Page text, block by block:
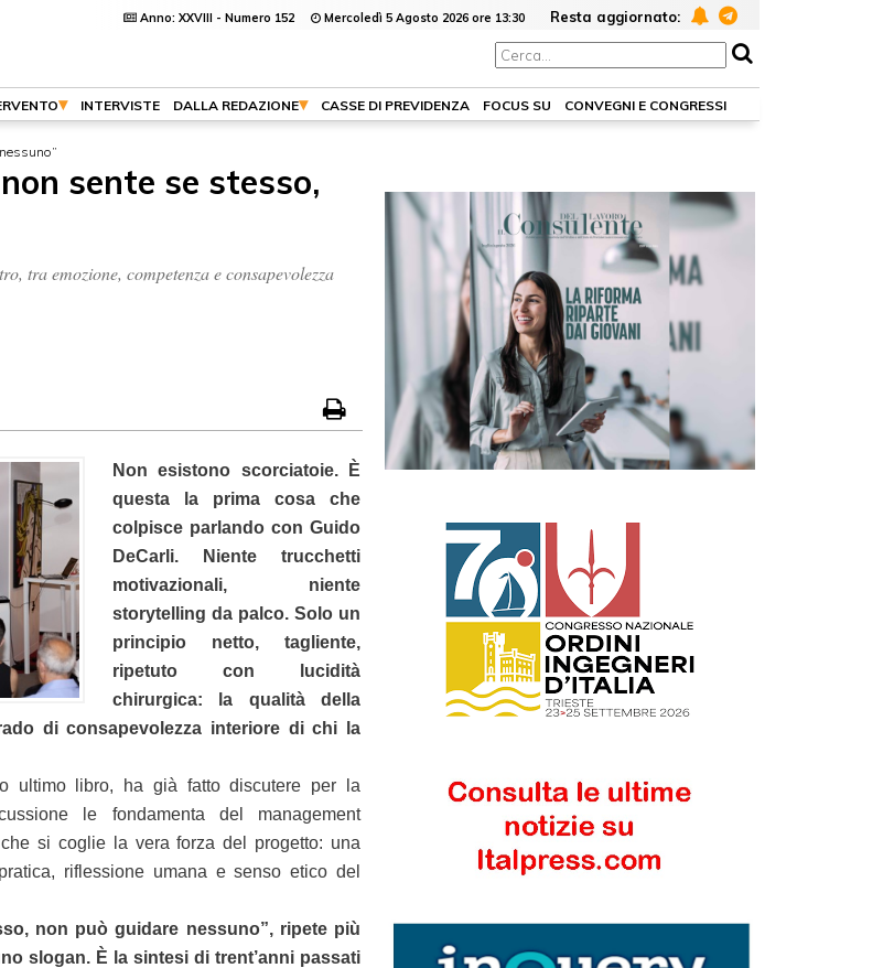
Anno: XXVIII - Numero 152 Mercoledì 5 Agosto 2026 ore 13:30 Resta aggiornato:
INTERVISTE DALLA REDAZIONE CASSE DI PREVIDENZA FOCUS SU CONVEGNI E CONGRESSI
sente se stesso,
tra emozione, competenza e consapevolezza
Non esistono scorciatoie. È
questa la prima cosa che
colpisce parlando con Guido
DeCarli. Niente trucchetti
motivazionali, niente
storytelling da palco. Solo un
principio netto, tagliente,
ripetuto con lucidità
chirurgica: la qualità della
di consapevolezza interiore di chi la
ultimo libro, ha già fatto discutere per la
le fondamenta del management
si coglie la vera forza del progetto: una
riflessione umana e senso etico del
non può guidare nessuno”, ripete più
slogan. È la sintesi di trent’anni passati